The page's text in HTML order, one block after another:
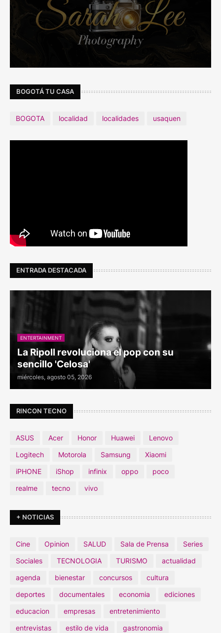
BOGOTÁ TU CASA
BOGOTA localidad localidades usaquen
ENTRADA DESTACADA
ENTERTAINMENT
La Ripoll revoluciona el pop con su
sencillo 'Celosa'
miércoles, agosto 05, 2026
RINCON TECNO
ASUS Acer Honor Huawei
Lenovo
Logitech
Motorola Samsung
Xiaomi
iPHONE
iShop infinix oppo
poco
realme
tecno vivo
+ NOTICIAS
Cine Opinion SALUD Sala de Prensa
Series
Sociales
TECNOLOGIA TURISMO
actualidad
agenda
bienestar concursos
cultura
deportes
documentales economia
ediciones
educacion
empresas
entretenimiento
entrevistas
estilo de vida
gastronomia